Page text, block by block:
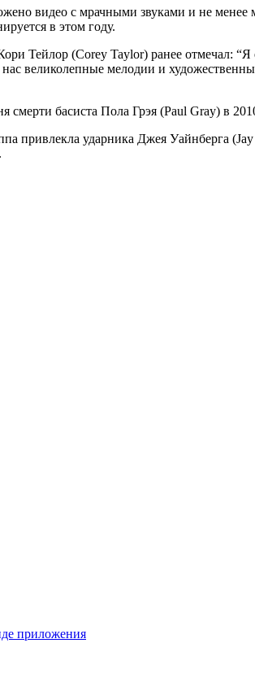
видео с мрачными звуками и не
в этом году.
Тейлор (Corey Taylor) ранее отмечал:
великолепные мелодии и
басиста Пола Грэя (Paul Gray) в
привлекла ударника Джея Уайнберга
приложения